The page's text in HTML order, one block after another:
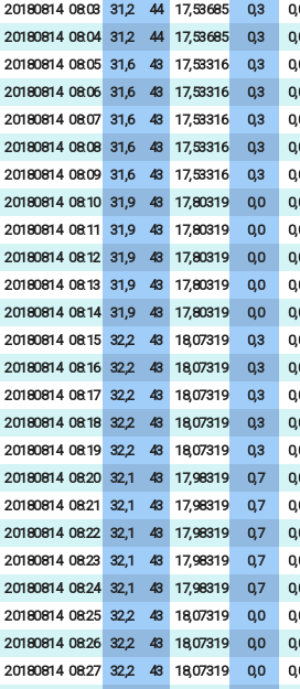
20180814 08:03 31,2 44 17,53685 0,3
20180814 08:04 31,2 44 17,53685 0,3
20180814 08:05 31,6 43 17,53316 0,3
20180814 08:06 31,6 43 17,53316 0,3
20180814 08:07 31,6 43 17,53316 0,3
20180814 08:08 31,6 43 17,53316 0,3
20180814 08:09 31,6 43 17,53316 0,3
20180814 08:10 31,9 43 17,80319 0,0
20180814 08:11 31,9 43 17,80319 0,0
20180814 08:12 31,9 43 17,80319 0,0
20180814 08:13 31,9 43 17,80319 0,0
20180814 08:14 31,9 43 17,80319 0,0
20180814 08:15 32,2 43 18,07319 0,3
20180814 08:16 32,2 43 18,07319 0,3
20180814 08:17 32,2 43 18,07319 0,3
20180814 08:18 32,2 43 18,07319 0,3
20180814 08:19 32,2 43 18,07319 0,3
20180814 08:20 32,1 43 17,98319 0,7
20180814 08:21 32,1 43 17,98319 0,7
20180814 08:22 32,1 43 17,98319 0,7
20180814 08:23 32,1 43 17,98319 0,7
20180814 08:24 32,1 43 17,98319 0,7
20180814 08:25 32,2 43 18,07319 0,0
20180814 08:26 32,2 43 18,07319 0,0
20180814 08:27 32,2 43 18,07319 0,0